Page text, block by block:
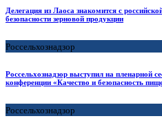
Делегация из Лаоса знакомится с
безопасности зерновой продукции
Россельхознадзор
Россельхознадзор выступил на пленарной
конференции «Качество и безопасность
Россельхознадзор